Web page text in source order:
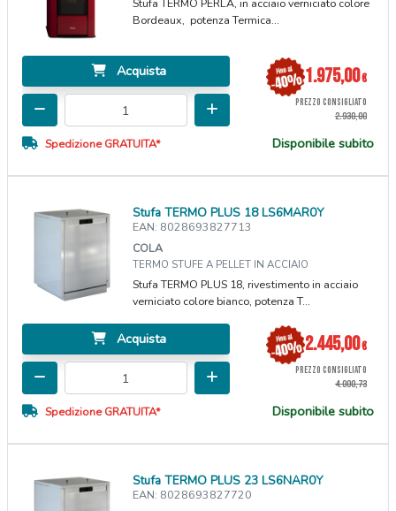
Bordeaux, potenza Termica...
Acquista 1.975,00€
PREZZO CONSIGLIATO
2.930,00
Spedizione GRATUITA* Disponibile subito
Stufa TERMO PLUS 18 LS6MAR0Y
EAN: 8028693827713
COLA
TERMO STUFE A PELLET IN ACCIAIO
Stufa TERMO PLUS 18, rivestimento in acciaio
verniciato colore bianco, potenza T...
Acquista 2.445,00€
PREZZO CONSIGLIATO
4.000,73
Spedizione GRATUITA* Disponibile subito
Stufa TERMO PLUS 23 LS6NAR0Y
EAN: 8028693827720